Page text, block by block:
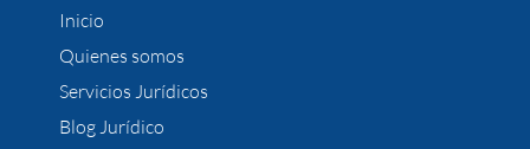
Inicio
Quienes somos
Servicios Jurídicos
Blog Jurídico